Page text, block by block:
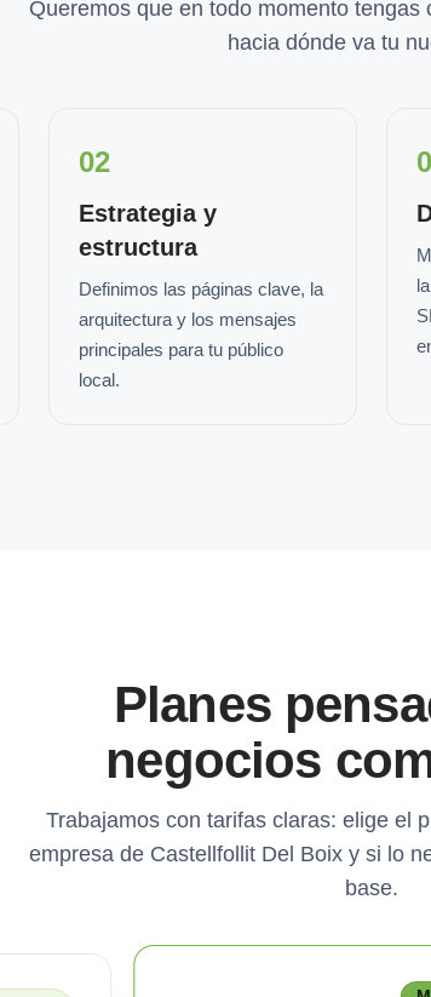
Queremos que en todo momento
hacia dónde va tu
02
Estrategia y
estructura
Definimos las páginas clave, la
arquitectura y los mensajes
principales para tu público
local.
Planes
negocios
Trabajamos con tarifas claras: elige el
empresa de Castellfollit Del Boix y si lo
base.